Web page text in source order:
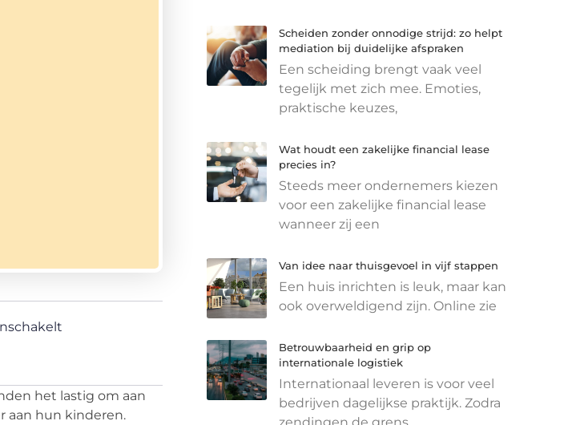
het lastig om aan
aan hun kinderen.
Scheiden zonder onnodige strijd: zo helpt
mediation bij duidelijke afspraken
Een scheiding brengt vaak veel
tegelijk met zich mee. Emoties,
praktische keuzes,
Wat houdt een zakelijke financial lease
precies in?
Steeds meer ondernemers kiezen
voor een zakelijke financial lease
wanneer zij een
Van idee naar thuisgevoel in vijf stappen
Een huis inrichten is leuk, maar kan
ook overweldigend zijn. Online zie
Betrouwbaarheid en grip op
internationale logistiek
Internationaal leveren is voor veel
bedrijven dagelijkse praktijk. Zodra